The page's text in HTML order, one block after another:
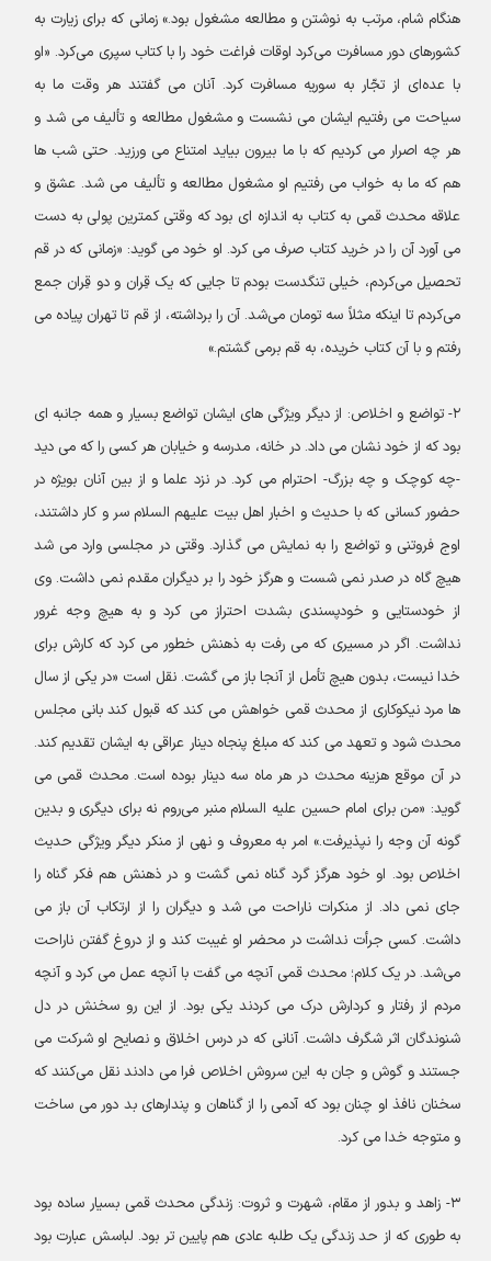
هنگام شام، مرتب به نوشتن و مطالعه مشغول بود.» زمانی که برای زیارت به
کشورهای دور مسافرت می‌کرد اوقات فراغت خود را با کتاب سپری می‌کرد. «او
با عده‌ای از تجّار به سوریه مسافرت کرد. آنان می گفتند هر وقت ما به
سیاحت می رفتیم ایشان می نشست و مشغول مطالعه و تألیف می شد و
هر چه اصرار می کردیم که با ما بیرون بیاید امتناع می ورزید. حتی شب ها
هم که ما به خواب می رفتیم او مشغول مطالعه و تألیف می شد. عشق و
علاقه محدث قمی به کتاب به اندازه ای بود که وقتی کمترین پولی به دست
می آورد آن را در خرید کتاب صرف می کرد. او خود می گوید: «زمانی که در قم
تحصیل می‌کردم، خیلی تنگدست بودم تا جایی که یک قِران و دو قِران جمع
می‌کردم تا اینکه مثلاً سه تومان می‌شد. آن را برداشته، از قم تا تهران پیاده می
رفتم و با آن کتاب خریده، به قم برمی گشتم.»
۲- تواضع و اخلاص: از دیگر ویژگی های ایشان تواضع بسیار و همه جانبه ای
بود که از خود نشان می داد. در خانه، مدرسه و خیابان هر کسی را که می دید
-چه کوچک و چه بزرگ- احترام می کرد. در نزد علما و از بین آنان بویژه در
حضور کسانی که با حدیث و اخبار اهل بیت علیهم السلام سر و کار داشتند،
اوج فروتنی و تواضع را به نمایش می گذارد. وقتی در مجلسی وارد می شد
هیچ گاه در صدر نمی شست و هرگز خود را بر دیگران مقدم نمی داشت. وی
از خودستایی و خودپسندی بشدت احتراز می کرد و به هیچ وجه غرور
نداشت. اگر در مسیری که می رفت به ذهنش خطور می کرد که کارش برای
خدا نیست، بدون هیچ تأمل از آنجا باز می گشت. نقل است «در یکی از سال
ها مرد نیکوکاری از محدث قمی خواهش می کند که قبول کند بانی مجلس
محدث شود و تعهد می کند که مبلغ پنجاه دینار عراقی به ایشان تقدیم کند.
در آن موقع هزینه محدث در هر ماه سه دینار بوده است. محدث قمی می
گوید: «من برای امام حسین علیه السلام منبر می‌روم نه برای دیگری و بدین
گونه آن وجه را نپذیرفت.» امر به معروف و نهی از منکر دیگر ویژگی حدیث
اخلاص بود. او خود هرگز گرد گناه نمی گشت و در ذهنش هم فکر گناه را
جای نمی داد. از منکرات ناراحت می شد و دیگران را از ارتکاب آن باز می
داشت. کسی جرأت نداشت در محضر او غیبت کند و از دروغ گفتن ناراحت
می‌شد. در یک کلام؛ محدث قمی آنچه می گفت با آنچه عمل می کرد و آنچه
مردم از رفتار و کردارش درک می کردند یکی بود. از این رو سخنش در دل
شنوندگان اثر شگرف داشت. آنانی که در درس اخلاق و نصایح او شرکت می
جستند و گوش و جان به این سروش اخلاص فرا می دادند نقل می‌کنند که
سخنان نافذ او چنان بود که آدمی را از گناهان و پندارهای بد دور می ساخت
و متوجه خدا می کرد.
۳- زاهد و بدور از مقام، شهرت و ثروت: زندگی محدث قمی بسیار ساده بود
به طوری که از حد زندگی یک طلبه عادی هم پایین تر بود. لباسش عبارت بود